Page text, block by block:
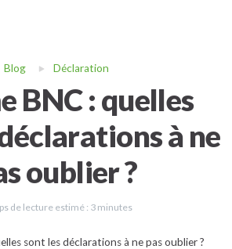
Blog Déclaration
BNC : quelles
à ne
oublier ?
de lecture estimé : 3 minutes